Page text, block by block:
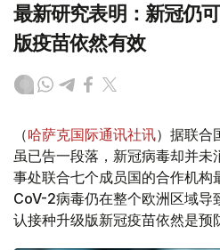
最新研究表明：新冠仍
版疫苗依然有效
（哈萨克国际通讯社讯）据联合
虽已告一段落，新冠病毒却并
事处联合七个成员国的合作机构
CoV-2病毒仍在整个欧洲区域导
认接种升级版新冠疫苗依然是预